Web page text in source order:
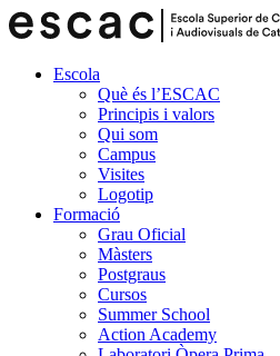
Escola
Què és l’ESCAC
Principis i valors
Qui som
Campus
Visites
Logotip
Formació
Grau Oficial
Màsters
Postgraus
Cursos
Summer School
Action Academy